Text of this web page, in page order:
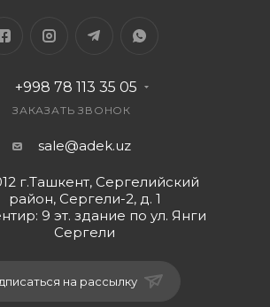
+998 78 113 35 05
ЗАКАЗАТЬ ЗВОНОК
sale@adek.uz
г.Ташкент, Сергелийский
район, Сергели-2, д. 1
9 эт. здание по ул. Янги
Сергели
на рассылку